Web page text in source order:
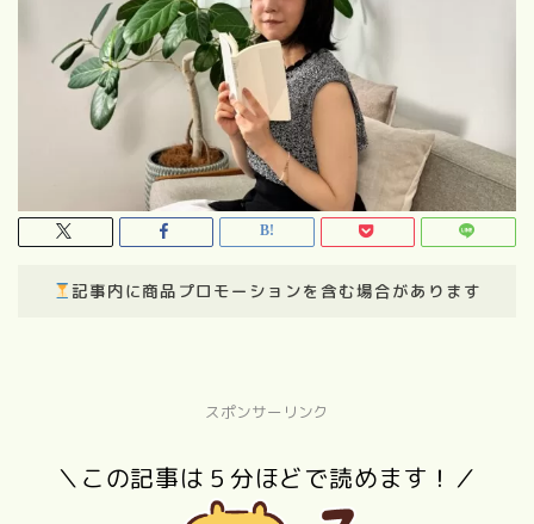
記事内に商品プロモーションを含む場合があります
スポンサーリンク
＼この記事は５分ほどで読めます！／